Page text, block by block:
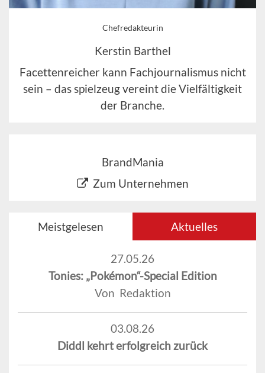
Chefredakteurin
Kerstin Barthel
Facettenreicher kann Fachjournalismus nicht
sein – das spielzeug vereint die Vielfältigkeit
der Branche.
BrandMania
Zum Unternehmen
Meistgelesen Aktuelles
27.05.26
Tonies: „Pokémon“-Special Edition
Von Redaktion
03.08.26
Diddl kehrt erfolgreich zurück